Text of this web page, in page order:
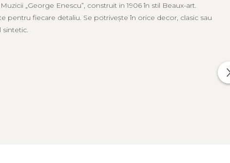
„George Enescu”, construit in 1906 în stil Beaux-art.
pentru fiecare detaliu. Se potrivește în orice decor, clasic sau
sintetic.